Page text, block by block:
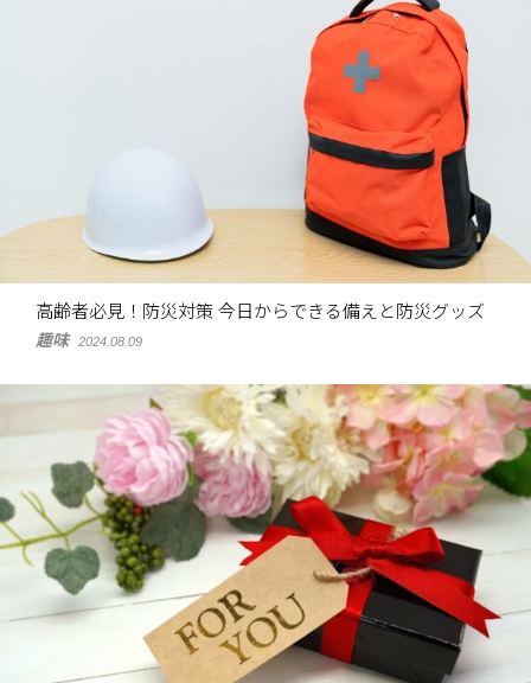
高齢者必見！防災対策 今日からできる備えと防災グッズ
趣味 2024.08.09